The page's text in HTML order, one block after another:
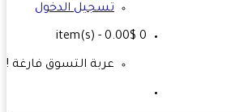
تسجيل الدخول
item(s)
- 0.00$
عربة التسوق فارغة !